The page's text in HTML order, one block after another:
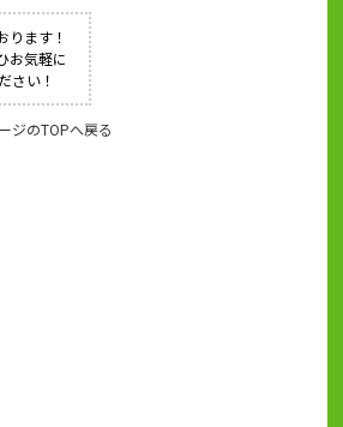
ます！
お気軽に
さい！
ジのTOPへ戻る